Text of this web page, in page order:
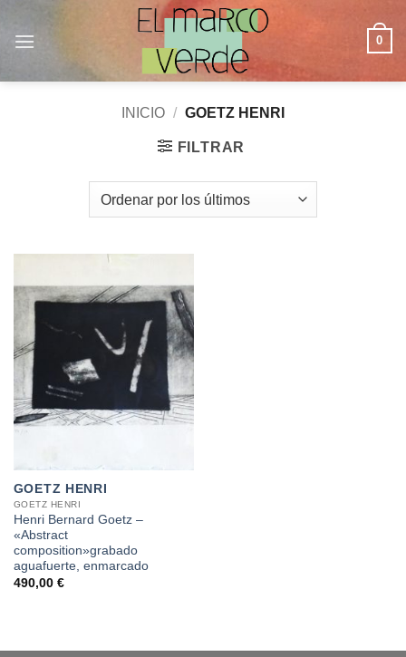
0
INICIO / GOETZ HENRI
FILTRAR
GOETZ HENRI
GOETZ HENRI
Henri Bernard Goetz –
«Abstract
composition»grabado
aguafuerte, enmarcado
490,00 €